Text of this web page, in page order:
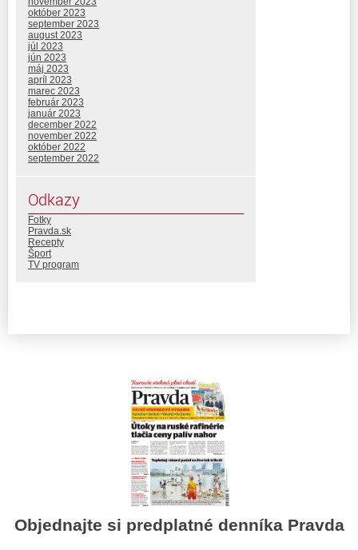
október 2023
september 2023
august 2023
júl 2023
jún 2023
máj 2023
apríl 2023
marec 2023
február 2023
január 2023
december 2022
november 2022
október 2022
september 2022
Odkazy
Fotky
Pravda.sk
Recepty
Šport
TV program
Objednajte si predplatné denníka Pravda